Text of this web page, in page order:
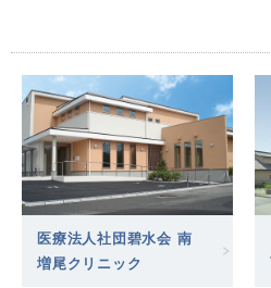
医療法人社団碧水会 南
増尾クリニック